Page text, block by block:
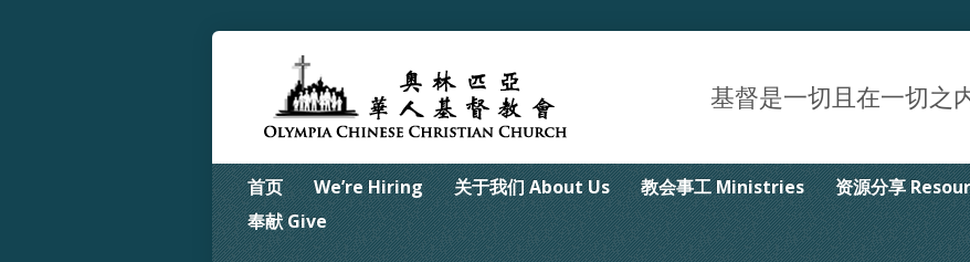
基督是一切且在一切之
首页 We’re Hiring 关于我们 About Us 教会事工 Ministries 资源分享
奉献 Give